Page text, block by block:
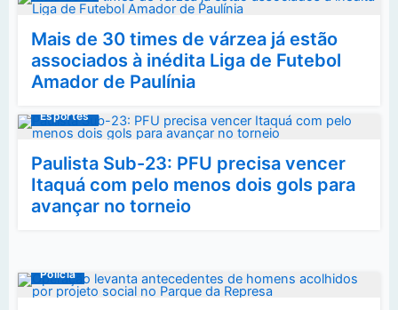
Mais de 30 times de várzea já estão
associados à inédita Liga de Futebol
Amador de Paulínia
Esportes
Paulista Sub-23: PFU precisa vencer
Itaquá com pelo menos dois gols para
avançar no torneio
Polícia